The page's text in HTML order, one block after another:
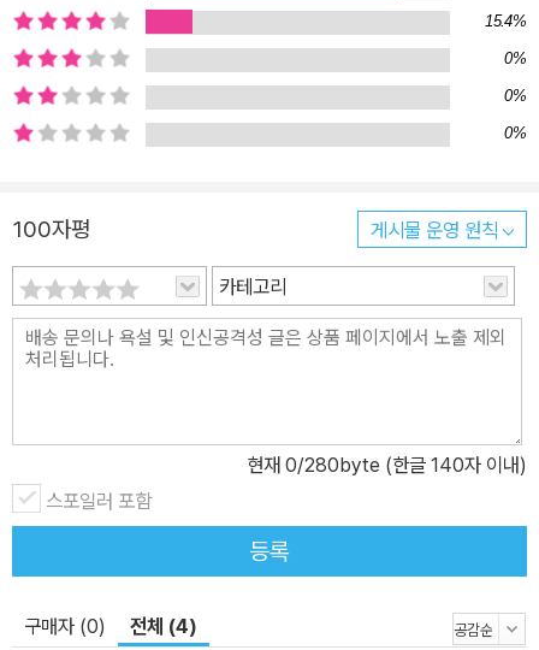
복해서 읽고 익히는 재미를 충분히 느낄 수 있도록 했다. 이 책은 아이
들이 글을 읽기만 하는 것이 아니라 아기 새의 정서에 공감하는 독서
를 가능하게 한다. 아이들은 이 그림책을 읽으며 책을 읽는 즐거움을
느낄 수 있을 것이다. 그리고 아직 글을 모르는 동생에게도 자신이 이
해한 내용을 바탕으로 그림책을 함께 읽어 주는 멋진 언니, 오빠가 되
들이나 형, 언니들이 아이에게 ‘넌 다리 밑에서 주워왔다.’는 농담을
하곤 한다. 아이들은 이런 놀림에 심각하게 반응하고 자신의 외모 중
부모와 비슷한 점과 다른 점을 떠올리며 엄마, 아빠가 자신의 부모가
맞는지 고민한다. 이 책의 주인공인 아기 새도 이런 질문을 반복하면
서 자신이 엄마와 같은 ‘새’라는 사실을 깨달아 나간다. 처음에는 고양
마 새와 동물들의 공통점 그리고 사물들과의 차이점을 아기 새의 눈
으로 바라보면서 다양한 동물들과 사물들의 특성을 자연스럽게 익힌
다. 나와 상대방이 가진 같은 점과 다른 점을 단순히 겉모습만으로 비
교하는 것이 아니라 행동과 감정 등 다방면에서 비교하고 이해하는
린 아기 새를 위해 먹을 것을 구해다 주고, 사랑을 표현하는 따뜻한 존
15.4%
0%
0%
0%
100자평 게시물 운영 원칙
카테고리
현재 0/280byte (한글 140자 이내)
스포일러 포함
등록
구매자 (0) 전체 (4)